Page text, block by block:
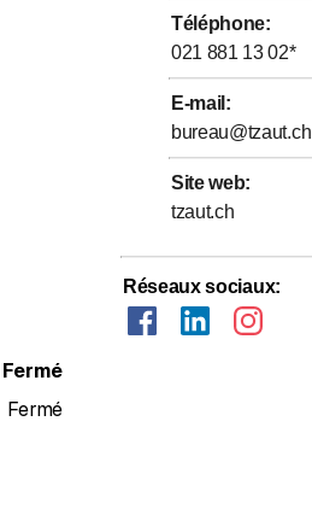
Fermé
Fermé
Téléphone:
021 881 13 02*
E-mail :
bureau@tzaut.ch
Site web:
tzaut.ch
Réseaux sociaux: